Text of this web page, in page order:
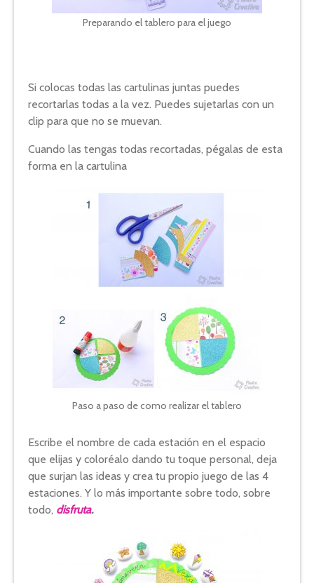
Preparando el tablero para el juego
Si colocas todas las cartulinas juntas puedes
recortarlas todas a la vez. Puedes sujetarlas con un
clip para que no se muevan.
Cuando las tengas todas recortadas, pégalas de esta
forma en la cartulina
Paso a paso de como realizar el tablero
Escribe el nombre de cada estación en el espacio
que elijas y coloréalo dando tu toque personal, deja
que surjan las ideas y crea tu propio juego de las 4
estaciones. Y lo más importante sobre todo, sobre
todo, disfruta.